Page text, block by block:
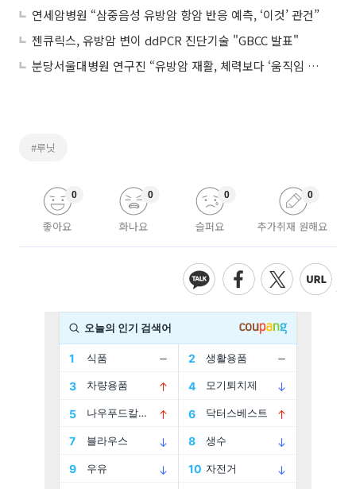
연세암병원 “삼중음성 유방암 항암 반응 예측, ‘이것’ 관건”
젠큐릭스, 유방암 변이 ddPCR 진단기술 "GBCC 발표"
분당서울대병원 연구진 “유방암 재활, 체력보다 ‘움직임 조절’ 관건”
#루닛
좋아요
0
화나요
0
슬퍼요
0
추가취재 원해요
0